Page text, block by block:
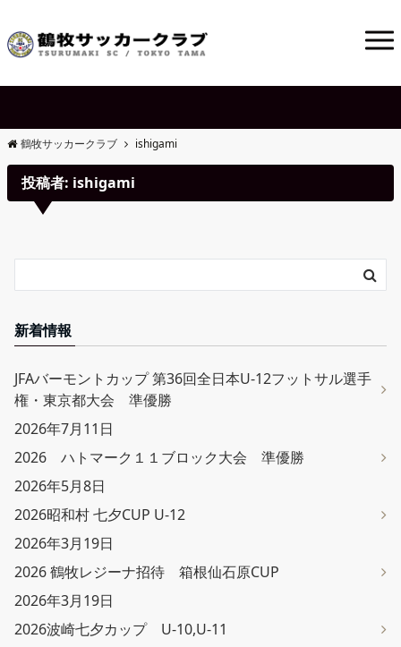
鶴牧サッカークラブ ishigami
投稿者: ishigami
新着情報
JFAバーモントカップ 第36回全日本U-12フットサル選手
権・東京都大会 準優勝
2026年7月11日
2026 ハトマーク１１ブロック大会 準優勝
2026年5月8日
2026昭和村 七夕CUP U-12
2026年3月19日
2026 鶴牧レジーナ招待 箱根仙石原CUP
2026年3月19日
2026波崎七夕カップ U-10,U-11